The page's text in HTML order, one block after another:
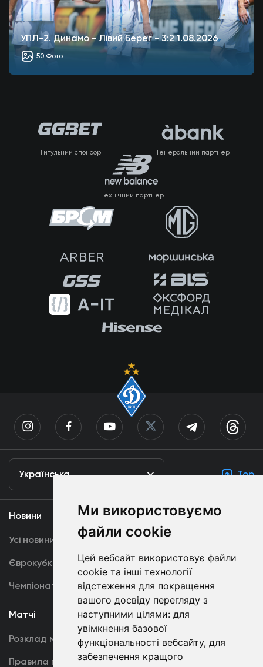
Ми використовуємо
файли cookie
Цей вебсайт використовує файли
cookie та інші технології
відстеження для покращення
вашого досвіду перегляду з
наступними цілями: для
увімкнення базової
функціональності вебсайту, для
забезпечення кращого
УПЛ-2. Динамо - Лівий Берег - 3:2 1.08.2026
50 Фото
Титульний спонсор Генеральний партнер
Технічний партнер
Українська Top
Новини
Усі новини
Єврокубки
Чемпіонат України
Медіа
Динамо TV
Фотогалерея
Акредитація
Матчі
Розклад матчів
Правила поведінки
Команда
Перша команда
U19